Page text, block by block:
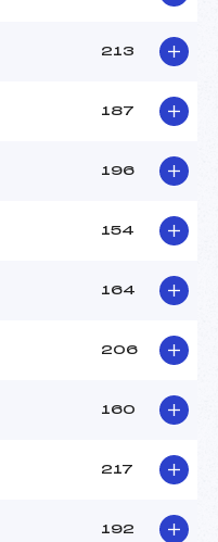
213
187
196
154
164
206
160
217
192